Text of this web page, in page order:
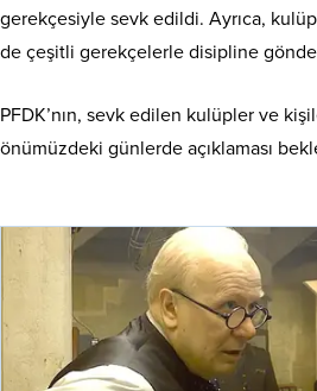
gerekçesiyle sevk edildi. Ayrıca,
de çeşitli gerekçelerle disipline
PFDK’nın, sevk edilen kulüpler ve
önümüzdeki günlerde açıklaması